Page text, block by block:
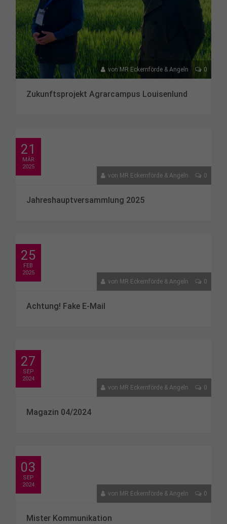
von MR Eckernförde & Angeln 0
Zukunftsprojekt Agrarcampus Louisenlund
21
MÄR
2025
von MR Eckernförde & Angeln 0
Jahreshauptversammlung 2025
25
FEB
2025
von MR Eckernförde & Angeln 0
Achtung! Fake E-Mail
27
SEP
2024
von MR Eckernförde & Angeln 0
Magazin 04/2024
03
SEP
2024
von MR Eckernförde & Angeln 0
Mister Kommunikation